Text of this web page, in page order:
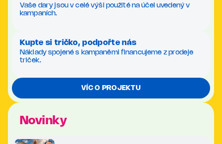
Vaše dary jsou v celé výši použité na účel uvedený v
kampaních.
Kupte si tričko, podpořte nás
Náklady spojené s kampaněmi financujeme z prodeje
triček.
VÍC O PROJEKTU
Novinky